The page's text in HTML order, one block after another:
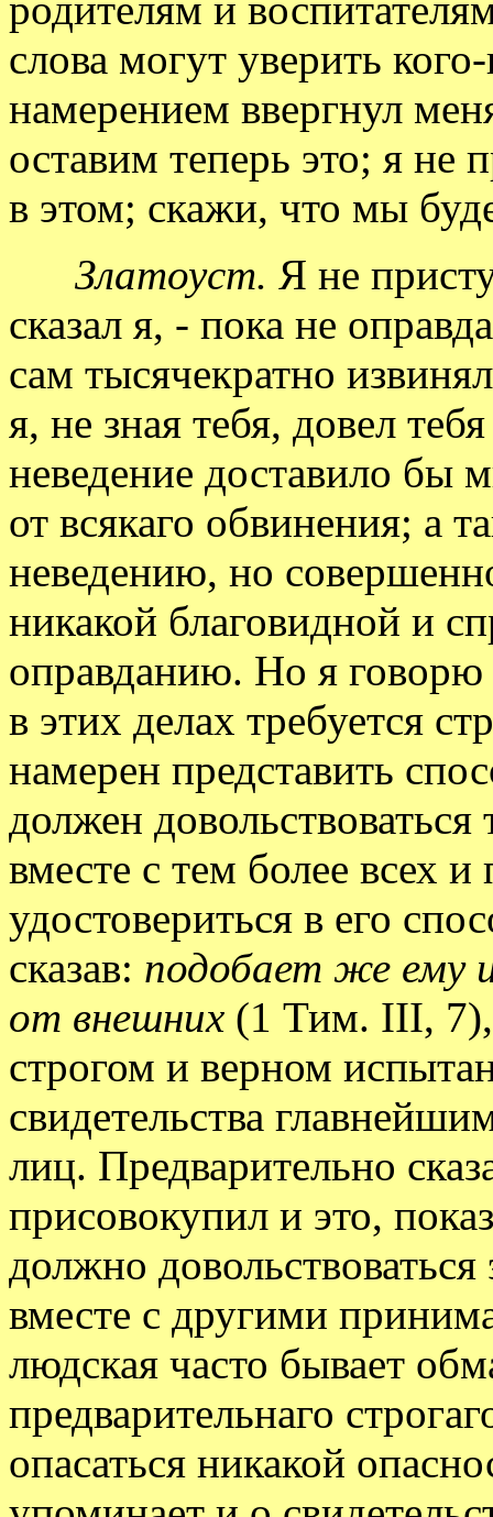
слова могут уверить
намерением ввергнул
оставим теперь это; я не
в этом; скажи, что мы
Златоуст. Я не
сказал я, - пока не
сам тысячекратно
я, не зная тебя, довел
неведение доставило бы
от всякаго обвинения; а
неведению, но
никакой благовидной и
оправданию. Но я говорю
в этих делах требуется
намерен представить
должен
вместе с тем более всех
удостовериться в его
сказав: подобает же ему
от внешних (1 Тим. III, 7),
строгом и верном
свидетельства
лиц. Предварительно
присовокупил и это,
должно
вместе с другими
людская часто бывает
предварительнаго
опасаться никакой